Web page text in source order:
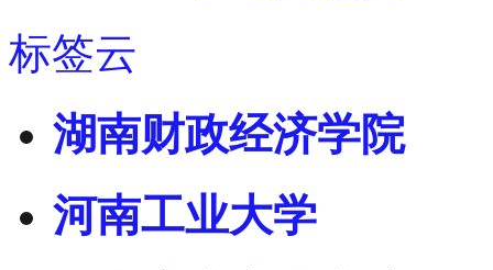
标签云
湖南财政经济学院
河南工业大学